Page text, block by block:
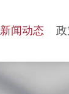
新闻动态